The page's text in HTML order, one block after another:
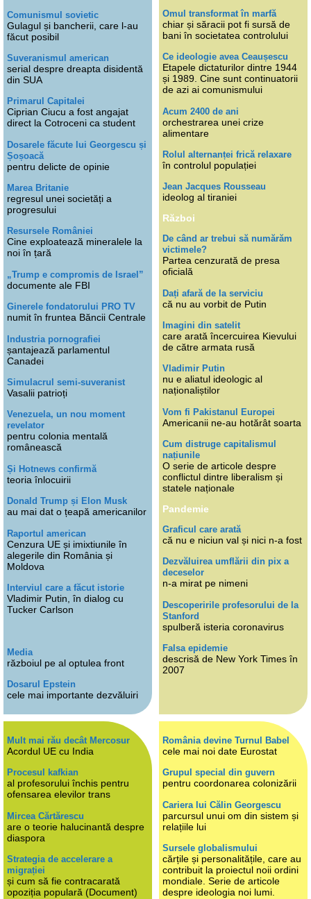
Comunismul sovietic
Gulagul și bancherii, care l-au
făcut posibil
Suveranismul american
serial despre dreapta disidentă
din SUA
Primarul Capitalei
Ciprian Ciucu a fost angajat
direct la Cotroceni ca student
Dosarele făcute lui Georgescu și
Șoșoacă
pentru delicte de opinie
Marea Britanie
regresul unei societăți a
progresului
Resursele României
Cine exploatează mineralele la
noi în țară
„Trump e compromis de Israel”
documente ale FBI
Ginerele fondatorului PRO TV
numit în fruntea Băncii Centrale
Industria pornografiei
șantajează parlamentul
Canadei
Simulacrul semi-suveranist
Vasalii patrioți
Venezuela, un nou moment
revelator
pentru colonia mentală
românească
Și Hotnews confirmă
teoria înlocuirii
Donald Trump și Elon Musk
au mai dat o țeapă americanilor
Raportul american
Cenzura UE și imixtiunile în
alegerile din România și
Moldova
Interviul care a făcut istorie
Vladimir Putin, în dialog cu
Tucker Carlson
Media
războiul pe al optulea front
Dosarul Epstein
cele mai importante dezvăluiri
Omul transformat în marfă
chiar și săracii pot fi sursă de
bani în societatea controlului
Ce ideologie avea Ceaușescu
Etapele dictaturilor dintre 1944
și 1989. Cine sunt continuatorii
de azi ai comunismului
Acum 2400 de ani
orchestrarea unei crize
alimentare
Rolul alternanței frică relaxare
în controlul populației
Jean Jacques Rousseau
ideolog al tiraniei
Război
De când ar trebui să numărăm
victimele?
Partea cenzurată de presa
oficială
Dați afară de la serviciu
că nu au vorbit de Putin
Imagini din satelit
care arată încercuirea Kievului
de către armata rusă
Vladimir Putin
nu e aliatul ideologic al
naționaliștilor
Vom fi Pakistanul Europei
Americanii ne-au hotărât soarta
Cum distruge capitalismul
națiunile
O serie de articole despre
conflictul dintre liberalism și
statele naționale
Pandemie
Graficul care arată
că nu e niciun val și nici n-a fost
Dezvăluirea umflării din pix a
deceselor
n-a mirat pe nimeni
Descoperirile profesorului de la
Stanford
spulberă isteria coronavirus
Falsa epidemie
descrisă de New York Times în
2007
Mult mai rău decât Mercosur
Acordul UE cu India
Procesul kafkian
al profesorului închis pentru
ofensarea elevilor trans
Mircea Cărtărescu
are o teorie halucinantă despre
diaspora
Strategia de accelerare a
migrației
și cum să fie contracarată
opoziția populară (Document)
România devine Turnul Babel
cele mai noi date Eurostat
Grupul special din guvern
pentru coordonarea colonizării
Cariera lui Călin Georgescu
parcursul unui om din sistem și
relațiile lui
Sursele globalismului
cărțile și personalitățile, care au
contribuit la proiectul noii ordini
mondiale. Serie de articole
despre ideologia noi lumi.